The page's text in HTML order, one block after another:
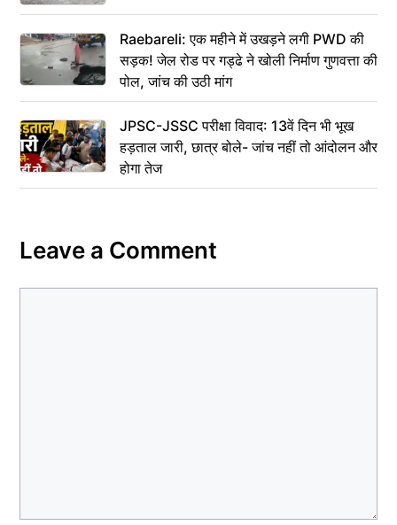
Raebareli: एक महीने में उखड़ने लगी PWD की
सड़क! जेल रोड पर गड्ढे ने खोली निर्माण गुणवत्ता की
पोल, जांच की उठी मांग
JPSC-JSSC परीक्षा विवाद: 13वें दिन भी भूख
हड़ताल जारी, छात्र बोले- जांच नहीं तो आंदोलन और
होगा तेज
Leave a Comment